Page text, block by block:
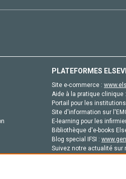
PLATEFORMES
Site e-commerce :
Aide à la pratique clinique :
Portail pour les
Site d'information sur
E-learning pour les
Bibliothèque d'e-books
Blog special IFSI :
Suivez notre actualité sur